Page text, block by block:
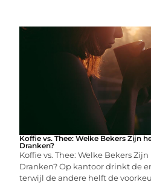
Koffie vs. Thee: Welke Bekers Zijn
Dranken?
Koffie vs. Thee: Welke Bekers
Dranken? Op kantoor drinkt de
terwijl de andere helft de